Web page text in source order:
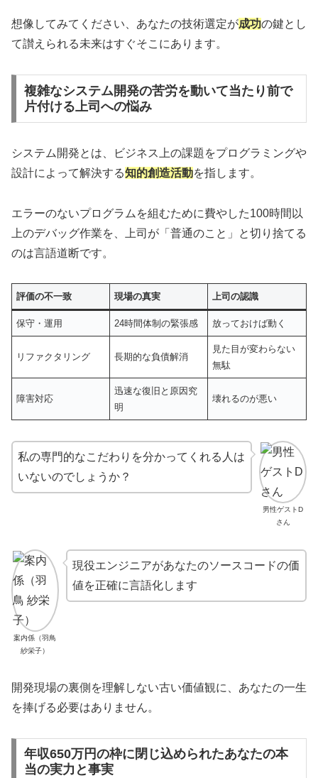
想像してみてください、あなたの技術選定が成功の鍵とし
て讃えられる未来はすぐそこにあります。
複雑なシステム開発の苦労を動いて当たり前で
片付ける上司への悩み
システム開発とは、ビジネス上の課題をプログラミングや
設計によって解決する知的創造活動を指します。
エラーのないプログラムを組むために費やした100時間以
上のデバッグ作業を、上司が「普通のこと」と切り捨てる
のは言語道断です。
評価の不一致 現場の真実 上司の認識
保守・運用 24時間体制の緊張感 放っておけば動く
リファクタリング 長期的な負債解消
見た目が変わらない
無駄
障害対応
迅速な復旧と原因究
明
壊れるのが悪い
男性ゲストD
さん
私の専門的なこだわりを分かってくれる人は
いないのでしょうか？
案内係（羽鳥
紗栄子）
現役エンジニアがあなたのソースコードの価
値を正確に言語化します
開発現場の裏側を理解しない古い価値観に、あなたの一生
を捧げる必要はありません。
年収650万円の枠に閉じ込められたあなたの本
当の実力と事実